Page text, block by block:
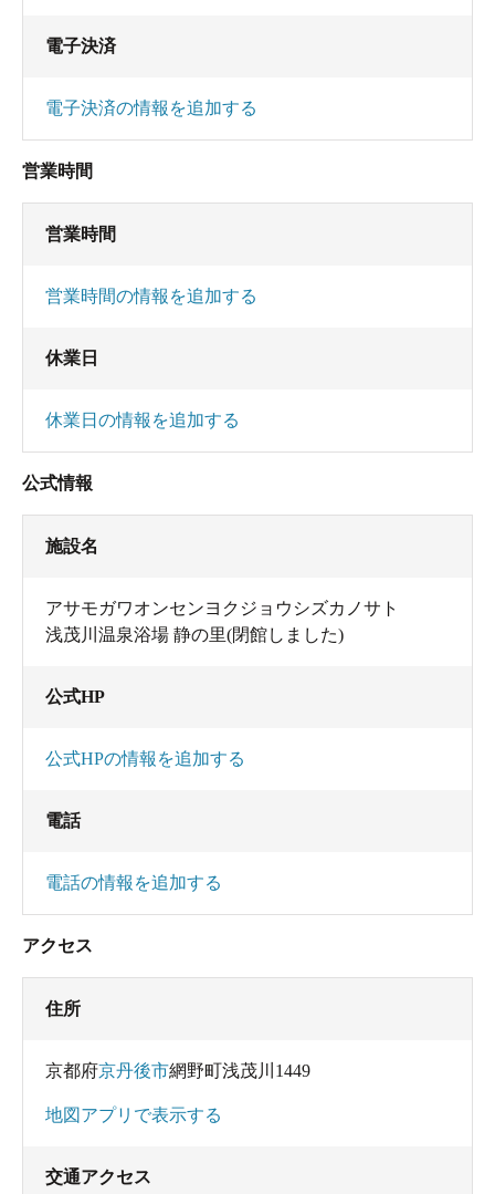
電子決済
電子決済の情報を追加する
営業時間
営業時間
営業時間の情報を追加する
休業日
休業日の情報を追加する
公式情報
施設名
アサモガワオンセンヨクジョウシズカノサト
浅茂川温泉浴場 静の里(閉館しました)
公式HP
公式HPの情報を追加する
電話
電話の情報を追加する
アクセス
住所
京都府京丹後市網野町浅茂川1449
地図アプリで表示する
交通アクセス